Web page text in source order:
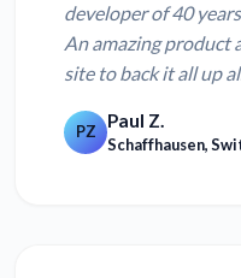
developer of 40
An amazing product
site to back it all up
PZ Paul Z.
Schaffhausen,